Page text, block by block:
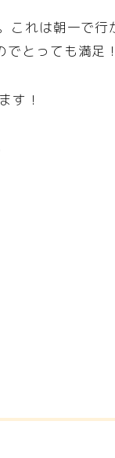
これは朝一で行
とっても満足！
す！